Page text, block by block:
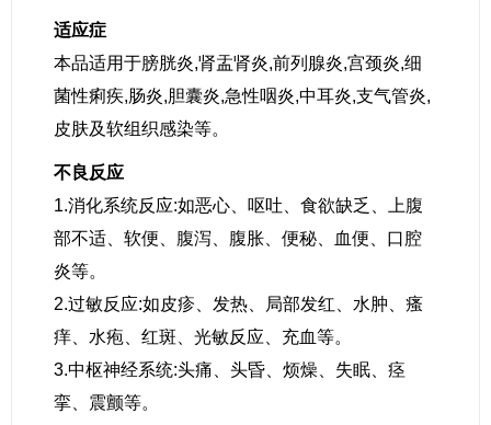
适应症
本品适用于膀胱炎,肾盂肾炎,前列腺炎,宫颈炎,细
菌性痢疾,肠炎,胆囊炎,急性咽炎,中耳炎,支气管炎,
皮肤及软组织感染等。
不良反应
1.消化系统反应:如恶心、呕吐、食欲缺乏、上腹
部不适、软便、腹泻、腹胀、便秘、血便、口腔
炎等。
2.过敏反应:如皮疹、发热、局部发红、水肿、瘙
痒、水疱、红斑、光敏反应、充血等。
3.中枢神经系统:头痛、头昏、烦燥、失眠、痉
挛、震颤等。